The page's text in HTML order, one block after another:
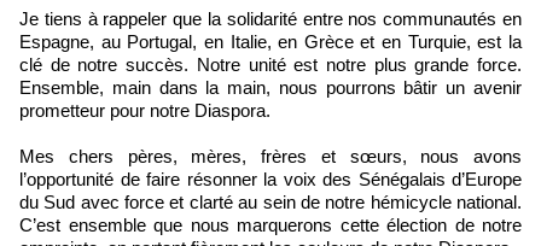
Je tiens à rappeler que la solidarité entre nos communautés en
Espagne, au Portugal, en Italie, en Grèce et en Turquie, est la
clé de notre succès. Notre unité est notre plus grande force.
Ensemble, main dans la main, nous pourrons bâtir un avenir
prometteur pour notre Diaspora.
Mes chers pères, mères, frères et sœurs, nous avons
l’opportunité de faire résonner la voix des Sénégalais d’Europe
du Sud avec force et clarté au sein de notre hémicycle national.
C’est ensemble que nous marquerons cette élection de notre